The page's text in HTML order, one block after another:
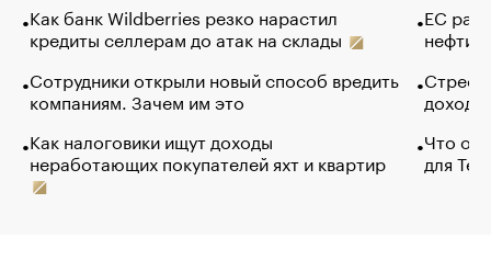
Как банк Wildberries резко нарастил
кредиты селлерам до атак на склады
Сотрудники открыли новый способ вредить
компаниям. Зачем им это
Как налоговики ищут доходы
неработающих покупателей яхт и квартир
ЕС
нефти
Что
для